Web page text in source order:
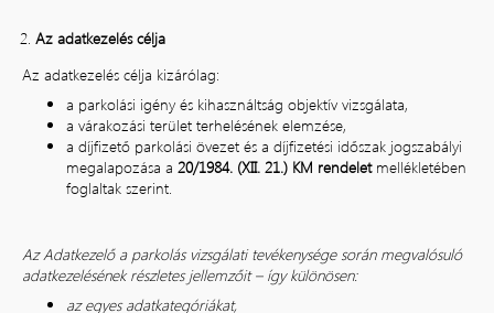
Az adatkezelés célja
Az adatkezelés célja kizárólag:
a parkolási igény és kihasználtság objektív vizsgálata,
a várakozási terület terhelésének elemzése,
a díjfizető parkolási övezet és a díjfizetési időszak jogszabályi
megalapozása a 20/1984. (XII. 21.) KM rendeletmellékletében
foglaltak szerint.
Az Adatkezelő a parkolás vizsgálati tevékenysége során megvalósuló
adatkezelésének részletes jellemzőit – így különösen:
az egyes adatkategóriákat,